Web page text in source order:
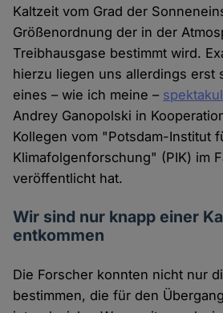
Kaltzeit vom Grad der
Größenordnung der in der
Treibhausgase bestimmt wird.
hierzu liegen uns allerdings erst
eines – wie ich meine –
Andrey Ganopolski in
Kollegen vom "Potsdam-Institut
Klimafolgenforschung" (PIK) im
veröffentlicht hat.
Wir sind nur knapp einer
entkommen
Die Forscher konnten nicht nur
bestimmen, die für den